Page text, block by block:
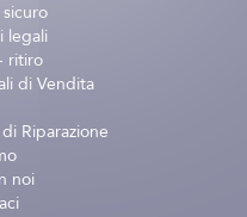
legali
ritiro
di Vendita
Riparazione
noi